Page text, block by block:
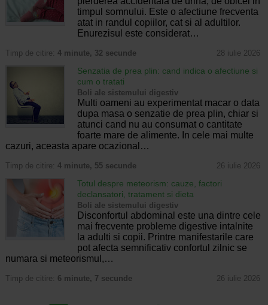
timpul somnului. Este o afectiune frecventa
atat in randul copiilor, cat si al adultilor.
Enurezisul este considerat…
Timp de citire: 4 minute, 32 secunde 28 iulie 2026
Senzatia de prea plin: cand indica o afectiune si
cum o tratati
Boli ale sistemului digestiv
Multi oameni au experimentat macar o data
dupa masa o senzatie de prea plin, chiar si
atunci cand nu au consumat o cantitate
foarte mare de alimente. In cele mai multe
cazuri, aceasta apare ocazional…
Timp de citire: 4 minute, 55 secunde 26 iulie 2026
Totul despre meteorism: cauze, factori
declansatori, tratament si dieta
Boli ale sistemului digestiv
Disconfortul abdominal este una dintre cele
mai frecvente probleme digestive intalnite
la adulti si copii. Printre manifestarile care
pot afecta semnificativ confortul zilnic se
numara si meteorismul,…
Timp de citire: 6 minute, 7 secunde 26 iulie 2026